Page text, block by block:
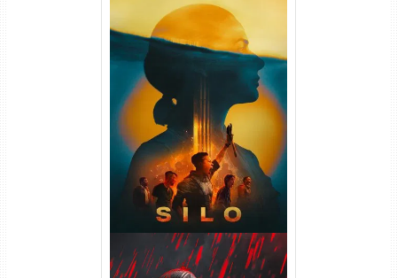
Silo 2ª Temporada (2024)
WEB-DL 1080p Dual Áudio